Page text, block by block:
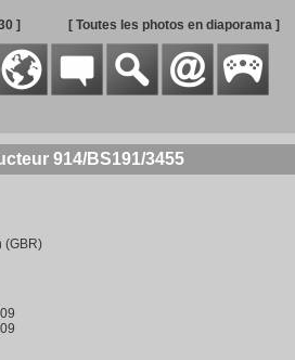
] [ Toutes les photos en diaporama ]
914/BS191/3455
(GBR)